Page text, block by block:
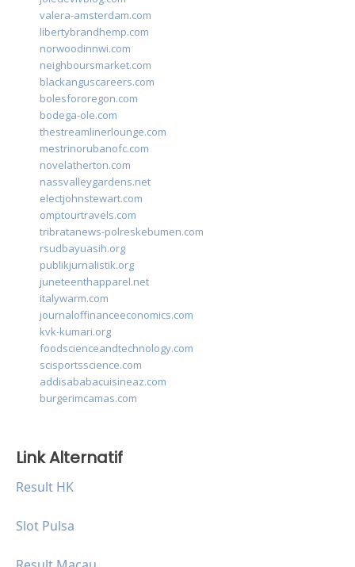
valera-amsterdam.com
libertybrandhemp.com
norwoodinnwi.com
neighboursmarket.com
blackanguscareers.com
bolesfororegon.com
bodega-ole.com
thestreamlinerlounge.com
mestrinorubanofc.com
novelatherton.com
nassvalleygardens.net
electjohnstewart.com
omptourtravels.com
tribratanews-polreskebumen.com
rsudbayuasih.org
publikjurnalistik.org
juneteenthapparel.net
italywarm.com
journaloffinanceeconomics.com
kvk-kumari.org
foodscienceandtechnology.com
scisportsscience.com
addisababacuisineaz.com
burgerimcamas.com
Link Alternatif
Result HK
Slot Pulsa